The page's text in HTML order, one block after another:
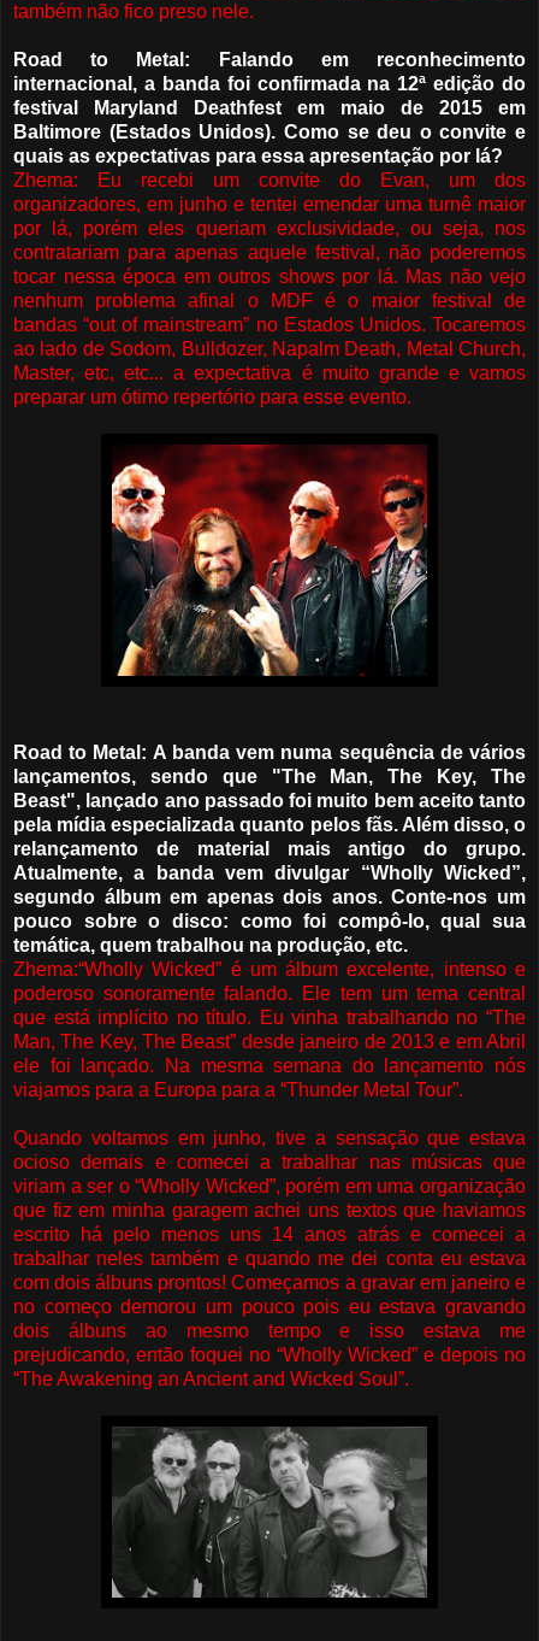
também não fico preso nele.
Road to Metal: Falando em reconhecimento
internacional, a banda foi confirmada na 12ª edição do
festival Maryland Deathfest em maio de 2015 em
Baltimore (Estados Unidos). Como se deu o convite e
quais as expectativas para essa apresentação por lá?
Zhema: Eu recebi um convite do Evan, um dos
organizadores, em junho e tentei emendar uma turnê maior
por lá, porém eles queriam exclusividade, ou seja, nos
contratariam para apenas aquele festival, não poderemos
tocar nessa época em outros shows por lá. Mas não vejo
nenhum problema afinal o MDF é o maior festival de
bandas “out of mainstream” no Estados Unidos. Tocaremos
ao lado de Sodom, Bulldozer, Napalm Death, Metal Church,
Master, etc, etc... a expectativa é muito grande e vamos
preparar um ótimo repertório para esse evento.
Road to Metal: A banda vem numa sequência de vários
lançamentos, sendo que "The Man, The Key, The
Beast", lançado ano passado foi muito bem aceito tanto
pela mídia especializada quanto pelos fãs. Além disso, o
relançamento de material mais antigo do grupo.
Atualmente, a banda vem divulgar “Wholly Wicked”,
segundo álbum em apenas dois anos. Conte-nos um
pouco sobre o disco: como foi compô-lo, qual sua
temática, quem trabalhou na produção, etc.
Zhema:“Wholly Wicked” é um álbum excelente, intenso e
poderoso sonoramente falando. Ele tem um tema central
que está implícito no título. Eu vinha trabalhando no “The
Man, The Key, The Beast” desde janeiro de 2013 e em Abril
ele foi lançado. Na mesma semana do lançamento nós
viajamos para a Europa para a “Thunder Metal Tour”.
Quando voltamos em junho, tive a sensação que estava
ocioso demais e comecei a trabalhar nas músicas que
viriam a ser o “Wholly Wicked”, porém em uma organização
que fiz em minha garagem achei uns textos que haviamos
escrito há pelo menos uns 14 anos atrás e comecei a
trabalhar neles também e quando me dei conta eu estava
com dois álbuns prontos! Começamos a gravar em janeiro e
no começo demorou um pouco pois eu estava gravando
dois álbuns ao mesmo tempo e isso estava me
prejudicando, então foquei no “Wholly Wicked” e depois no
“The Awakening an Ancient and Wicked Soul”.